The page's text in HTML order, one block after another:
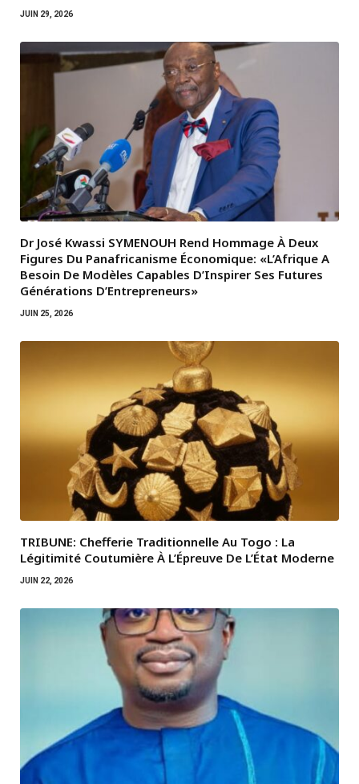
JUIN 29, 2026
Dr José Kwassi SYMENOUH Rend Hommage À Deux
Figures Du Panafricanisme Économique: «L’Afrique A
Besoin De Modèles Capables D’Inspirer Ses Futures
Générations D’Entrepreneurs»
JUIN 25, 2026
TRIBUNE: Chefferie Traditionnelle Au Togo : La
Légitimité Coutumière À L’Épreuve De L’État Moderne
JUIN 22, 2026